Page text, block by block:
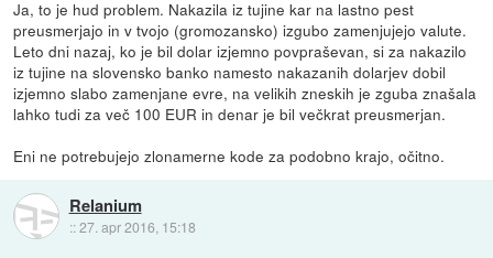
Ja, to je hud problem. Nakazila iz tujine kar na lastno pest
preusmerjajo in v tvojo (gromozansko) izgubo zamenjujejo valute.
Leto dni nazaj, ko je bil dolar izjemno povpraševan, si za nakazilo
iz tujine na slovensko banko namesto nakazanih dolarjev dobil
izjemno slabo zamenjane evre, na velikih zneskih je zguba znašala
lahko tudi za več 100 EUR in denar je bil večkrat preusmerjan.
Eni ne potrebujejo zlonamerne kode za podobno krajo, očitno.
Relanium
::27. apr 2016, 15:18